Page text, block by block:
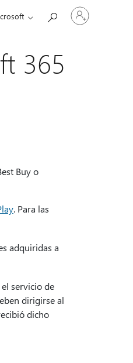
Iniciar
sesión
365
Buy o
. Para las
adquiridas a
servicio de
dirigirse al
dicho